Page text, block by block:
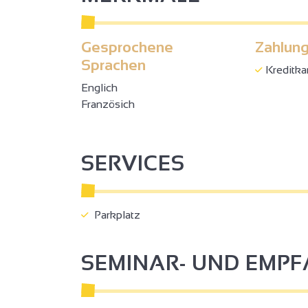
Gesprochene
Sprachen
Englich
Französich
SERVICES
Parkplatz
SEMINAR- UND
3
9